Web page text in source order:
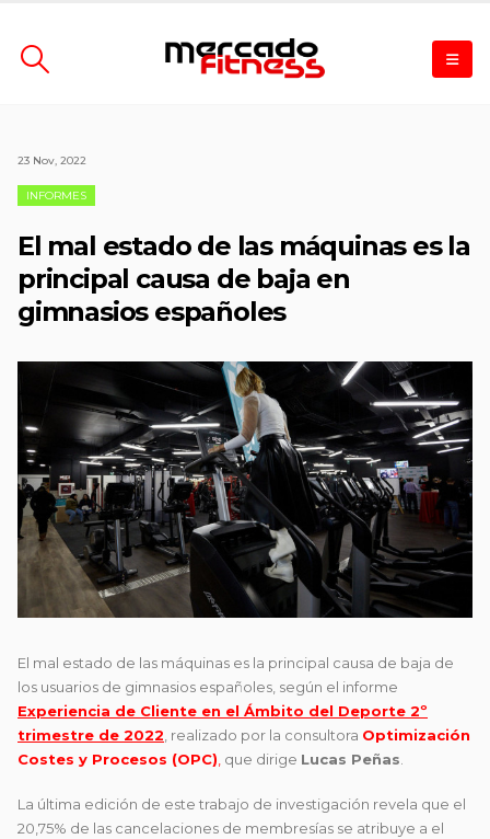
23 Nov, 2022
INFORMES
El mal estado de las máquinas es la
principal causa de baja en
gimnasios españoles
El mal estado de las máquinas es la principal causa de baja de
los usuarios de gimnasios españoles, según el informe
Experiencia de Cliente en el Ámbito del Deporte 2º
trimestre de 2022 , realizado por la consultora Optimización
Costes y Procesos (OPC) que dirige Lucas Peñas
La última edición de este trabajo de investigación revela que el
20,75% de las cancelaciones de membresías se atribuye a el